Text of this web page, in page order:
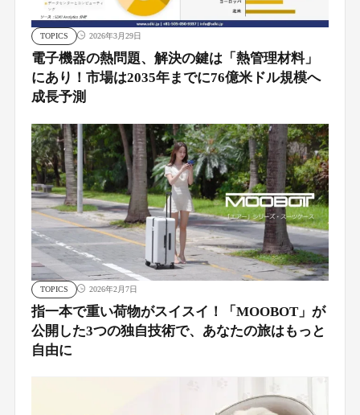
TOPICS 2026年3月29日
電子機器の熱問題、解決の鍵は「熱管理材料」
にあり！市場は2035年までに76億米ドル規模へ
成長予測
TOPICS 2026年2月7日
指一本で重い荷物がスイスイ！「MOOBOT」が
公開した3つの独自技術で、あなたの旅はもっと
自由に